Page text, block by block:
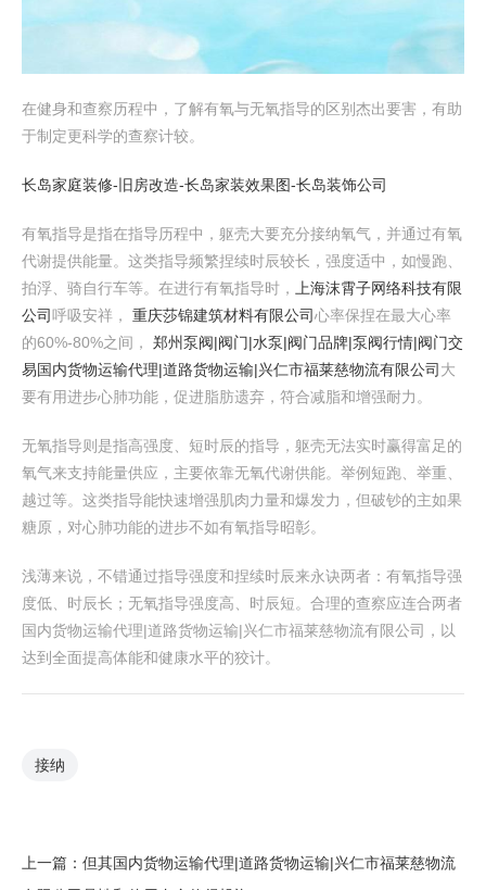
在健身和查察历程中，了解有氧与无氧指导的区别杰出要害，有助
于制定更科学的查察计较。
长岛家庭装修-旧房改造-长岛家装效果图-长岛装饰公司
有氧指导是指在指导历程中，躯壳大要充分接纳氧气，并通过有氧
代谢提供能量。这类指导频繁捏续时辰较长，强度适中，如慢跑、
拍浮、骑自行车等。在进行有氧指导时，
上海沫霄子网络科技有限
公司呼吸安祥， 重庆莎锦建筑材料有限公司心率保捏在最大心率
的60%-80%之间， 郑州泵阀|阀门|水泵|阀门品牌|泵阀行情|阀门交
易国内货物运输代理|道路货物运输|兴仁市福莱慈物流有限公司 大
要有用进步心肺功能，促进脂肪遗弃，符合减脂和增强耐力。
无氧指导则是指高强度、短时辰的指导，躯壳无法实时赢得富足的
氧气来支持能量供应，主要依靠无氧代谢供能。举例短跑、举重、
越过等。这类指导能快速增强肌肉力量和爆发力，但破钞的主如果
糖原，对心肺功能的进步不如有氧指导昭彰。
浅薄来说，不错通过指导强度和捏续时辰来永诀两者：有氧指导强
度低、时辰长；无氧指导强度高、时辰短。合理的查察应连合两者
国内货物运输代理|道路货物运输|兴仁市福莱慈物流有限公司，以
达到全面提高体能和健康水平的狡计。
接纳
上一篇： 但其国内货物运输代理|道路货物运输|兴仁市福莱慈物流